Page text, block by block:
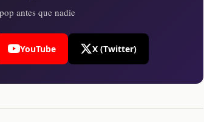
antes que nadie
YouTube X (Twitter)